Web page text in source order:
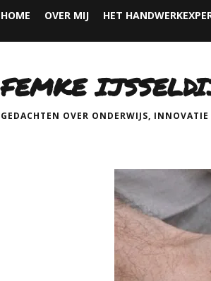
HOME OVER MIJ HET
FEMKE
GEDACHTEN OVER ONDERWIJS,